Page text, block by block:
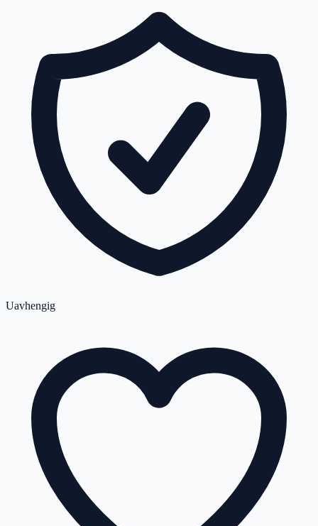
Uavhengig